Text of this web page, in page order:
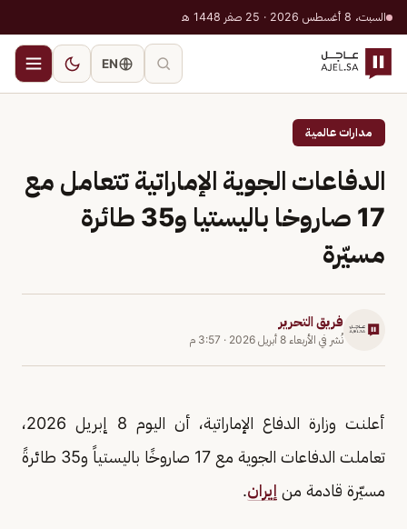
السبت، 8 أغسطس 2026 · 25 صفر 1448 هـ
EN
مدارات عالمية
الدفاعات الجوية الإماراتية تتعامل مع
17 صاروخا باليستيا و35 طائرة
مسيّرة
فريق التحرير
نُشر في الأربعاء 8 أبريل 2026 · 3:57 م
أعلنت وزارة الدفاع الإماراتية، أن اليوم 8 إبريل 2026،
تعاملت الدفاعات الجوية مع 17 صاروخًا باليستياً و35 طائرةً
مسيّرة قادمة من إيران.